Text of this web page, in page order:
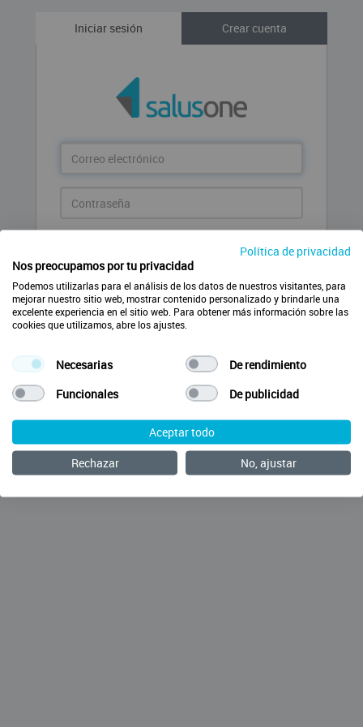
Iniciar sesión Crear cuenta
electrónico
¿Has olvidado la contraseña?
Política de privacidad
Nos preocupamos por tu privacidad
Podemos utilizarlas para el análisis de los datos de nuestros visitantes, para
mejorar nuestro sitio web, mostrar contenido personalizado y brindarle una
excelente experiencia en el sitio web. Para obtener más información sobre las
cookies que utilizamos, abre los ajustes.
Necesarias
De rendimiento
Funcionales
De publicidad
Aceptar todo
Rechazar
No, ajustar